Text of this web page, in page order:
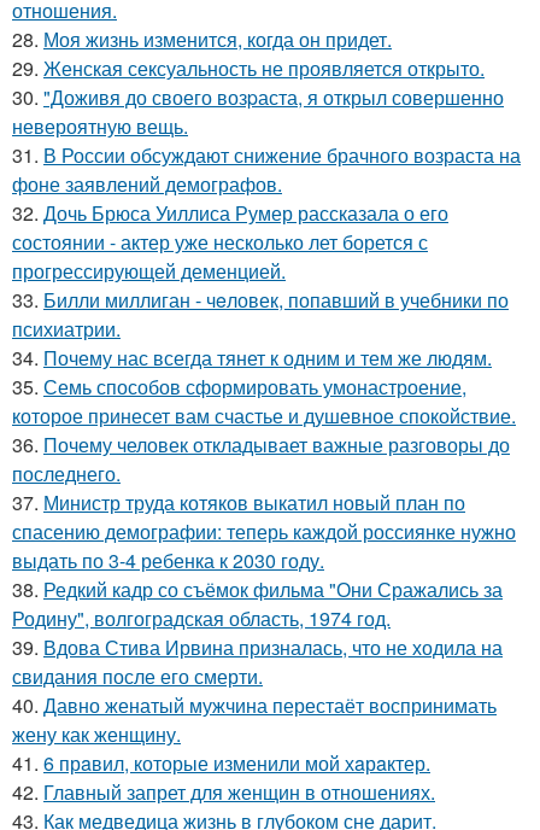
отношения.
28. Моя жизнь изменится, когда он придет.
29. Женская сексуальность не проявляется открыто.
30. "Доживя до своего возpаста, я открыл совершенно
невероятную вещь.
31. В России обсуждают снижение брачного возраста на
фоне заявлений демографов.
32. Дочь Брюса Уиллиса Румер рассказала о его
состоянии - актер уже несколько лет борется с
прогрессирующей деменцией.
33. Билли миллиган - чeловек, попавший в учебники по
психиатрии.
34. Почему нас всегда тянет к одним и тем же людям.
35. Семь способов сформировать умонастроение,
которое принесет вам счастье и душевное спокойствие.
36. Почему человек откладывает важные разговоры до
последнего.
37. Министр труда котяков выкатил новый план по
спасению демографии: теперь каждой россиянке нужно
выдать по 3-4 ребенка к 2030 году.
38. Редкий кадр со съёмок фильма "Они Сражались за
Родину", волгоградская область, 1974 год.
39. Вдова Стива Ирвина призналась, что не ходила на
свидания после его смерти.
40. Давно женатый мужчина перестаёт воспринимать
жену как женщину.
41. 6 прaвил, которые изменили мой хaрaктер.
42. Главный запрет для женщин в отношениях.
43. Как медведица жизнь в глубоком сне дарит.